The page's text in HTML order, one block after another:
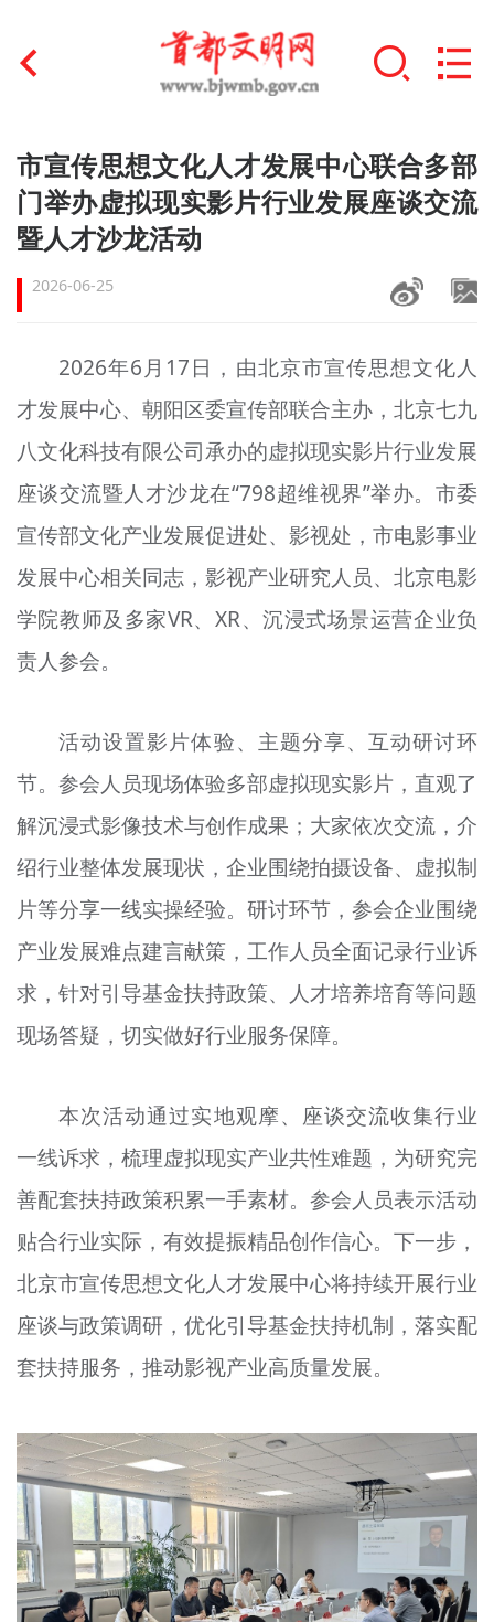
首页
文明创建
+
文明实践
文明培育
+
未成年人思想道德建设
榜样人物
+
身边好人
文明评论
北京宣传文化引导基金
宣传思想文化人才
专题
资料库
+
市宣传思想文化人才发展中心联合多部
门举办虚拟现实影片行业发展座谈交流
暨人才沙龙活动
2026-06-25
2026年6月17日，由北京市宣传思想文化人
才发展中心、朝阳区委宣传部联合主办，北京七九
八文化科技有限公司承办的虚拟现实影片行业发展
座谈交流暨人才沙龙在“798超维视界”举办。市委
宣传部文化产业发展促进处、影视处，市电影事业
发展中心相关同志，影视产业研究人员、北京电影
学院教师及多家VR、XR、沉浸式场景运营企业负
责人参会。
活动设置影片体验、主题分享、互动研讨环
节。参会人员现场体验多部虚拟现实影片，直观了
解沉浸式影像技术与创作成果；大家依次交流，介
绍行业整体发展现状，企业围绕拍摄设备、虚拟制
片等分享一线实操经验。研讨环节，参会企业围绕
产业发展难点建言献策，工作人员全面记录行业诉
求，针对引导基金扶持政策、人才培养培育等问题
现场答疑，切实做好行业服务保障。
本次活动通过实地观摩、座谈交流收集行业
一线诉求，梳理虚拟现实产业共性难题，为研究完
善配套扶持政策积累一手素材。参会人员表示活动
贴合行业实际，有效提振精品创作信心。下一步，
北京市宣传思想文化人才发展中心将持续开展行业
座谈与政策调研，优化引导基金扶持机制，落实配
套扶持服务，推动影视产业高质量发展。